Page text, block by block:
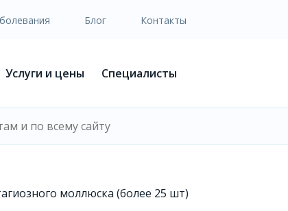
Блог Контакты
Услуги и цены Специалисты
моллюска (более 25 шт)